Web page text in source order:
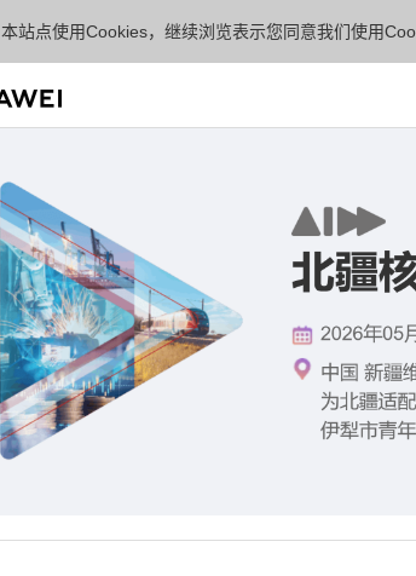
本站点使用Cookies，继续浏览表示您同意我们使用